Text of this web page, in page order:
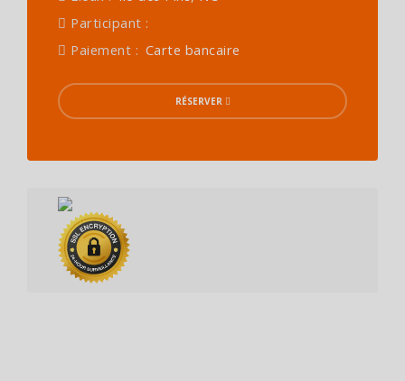
Participant :
Paiement : Carte bancaire
RÉSERVER